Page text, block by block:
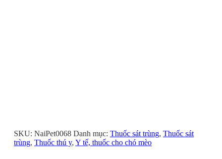
SKU: NaiPet0068 Danh mục: Thuốc sát trùng, Thuốc sát
trùng, Thuốc thú y, Y tế, thuốc cho chó mèo